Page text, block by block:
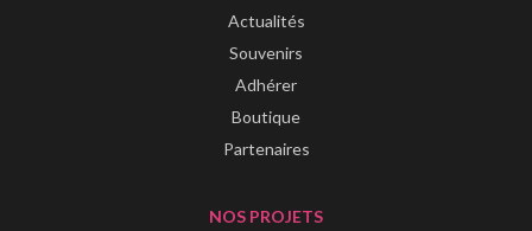
Actualités
Souvenirs
Adhérer
Boutique
Partenaires
NOS PROJETS